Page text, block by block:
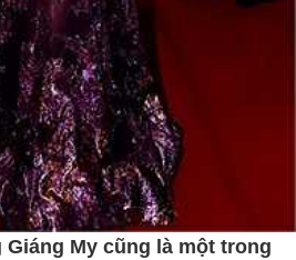
Giáng My cũng là một trong